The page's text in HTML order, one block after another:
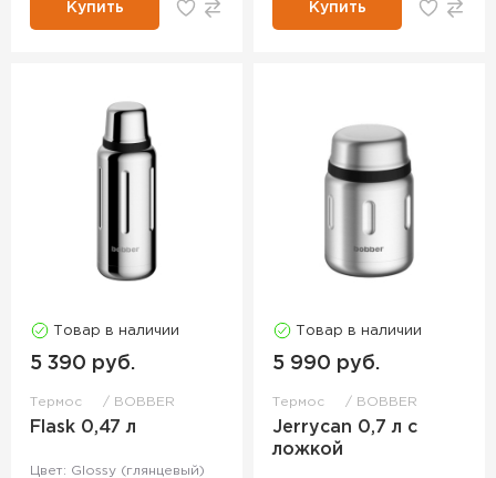
Купить Купить
Товар в наличии
5 390 руб.
Термос BOBBER
Flask 0,47 л
Цвет: Glossy (глянцевый)
Товар в наличии
5 990 руб.
Термос BOBBER
Jerrycan 0,7 л с
ложкой